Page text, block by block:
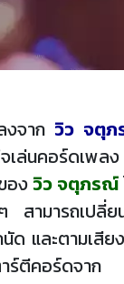
งจาก วิว จตุ
เล่นคอร์ดเพล
องวิว จตุภรณ์
สามารถเปลี่
ด และตามเสีย
าร์ตีคอร์ดจาก